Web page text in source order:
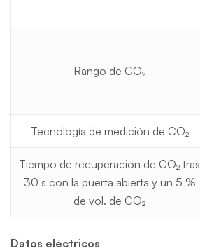
Rango de CO₂
Tecnología de medición de CO₂
Tiempo de recuperación de CO₂ tras
30 s con la puerta abierta y un 5 %
de vol. de CO₂
Datos eléctricos